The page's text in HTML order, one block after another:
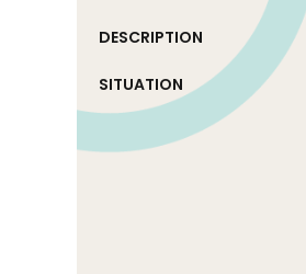
DESCRIPTION
SITUATION